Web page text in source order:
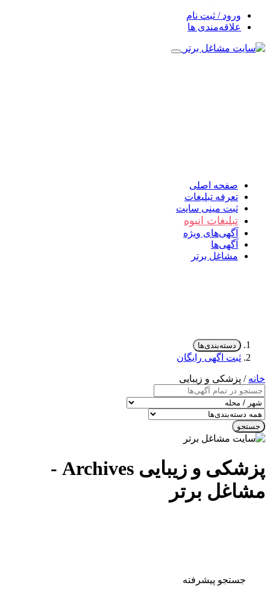
ورود / ثبت نام
علاقه‌مندی ها
صفحه اصلی
تعرفه تبلیغات
ثبت مینی سایت
تبلیغات انبوه
آگهی‌های ویژه
آگهی‌ها
مشاغل برتر
دسته‌بندی‌ها
ثبت اگهی رایگان
خانه / پزشکی و زیبایی
جستجو
پزشکی و زیبایی Archives -
مشاغل برتر
جستجو پیشرفته